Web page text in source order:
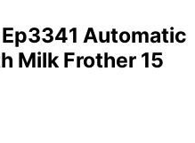
Automatic
Milk Frother 15